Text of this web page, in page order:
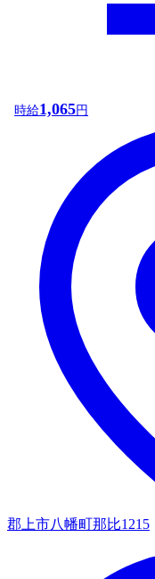
時給1,065円
郡上市八幡町那比1215